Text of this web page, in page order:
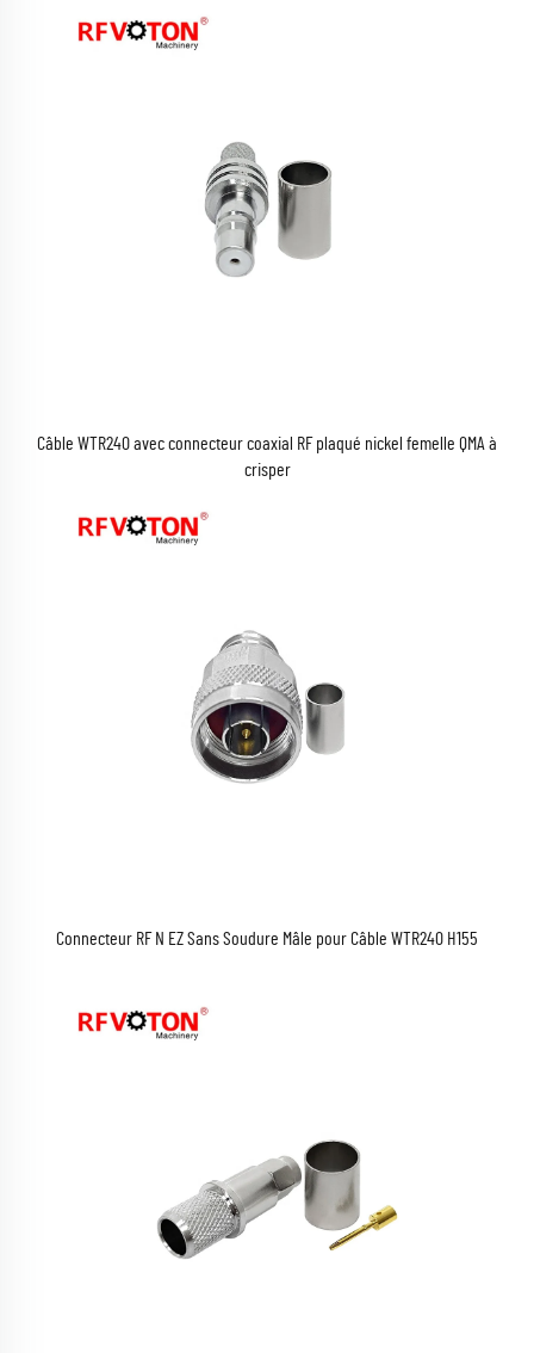
Câble WTR240 avec connecteur coaxial RF plaqué nickel femelle QMA à
crisper
Connecteur RF N EZ Sans Soudure Mâle pour Câble WTR240 H155